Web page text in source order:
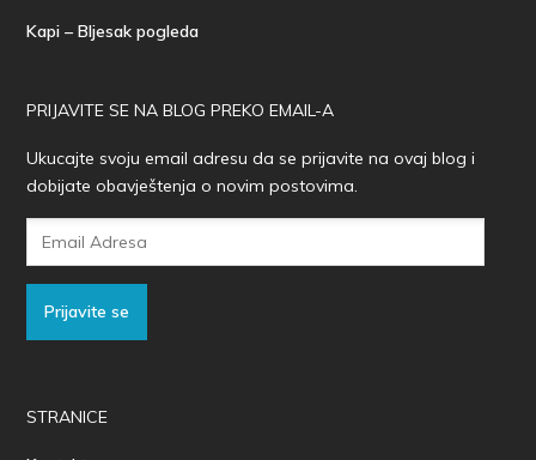
Kapi – Bljesak pogleda
PRIJAVITE SE NA BLOG PREKO EMAIL-A
Ukucajte svoju email adresu da se prijavite na ovaj blog i
dobijate obavještenja o novim postovima.
Prijavite se
STRANICE